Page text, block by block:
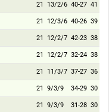
21 13/2/6 40-27 41
21 12/3/6 40-26 39
21 12/2/7 42-23 38
21 12/2/7 32-24 38
21 11/3/7 37-27 36
21 9/3/9 34-29 30
21 9/3/9 31-28 30